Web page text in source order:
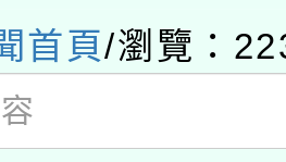
單位及節水達
廟祈福系列
航」
園地景藝術
首頁/瀏覽：